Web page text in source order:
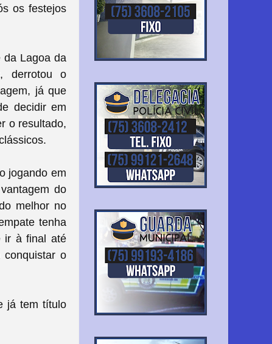
os festejos
da Lagoa da
derrotou o
já que
decidir em
o resultado,
jogando em
do
melhor no
tenha
ir à final até
o
já tem título